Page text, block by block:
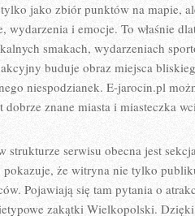
jako zbiór punktów na mapie,
wydarzenia i emocje. To właśnie
smakach, wydarzeniach
buduje obraz miejsca
niespodzianek. E-jarocin.pl
znane miasta i miasteczka
strukturze serwisu obecna jest
pokazuje, że witryna nie tylko
Pojawiają się tam pytania o
zakątki Wielkopolski.